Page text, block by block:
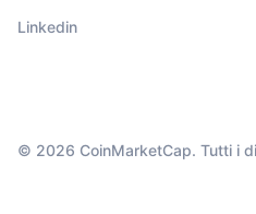
Linkedin
© 2026 CoinMarketCap. Tutti i